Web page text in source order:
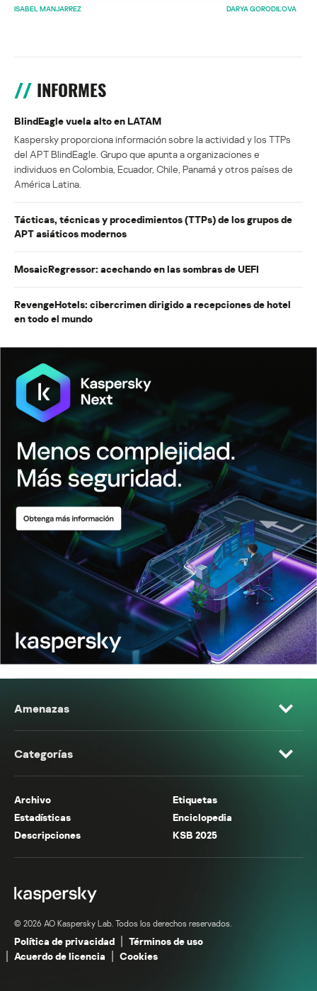
ISABEL MANJARREZ
DARYA GORODILOVA
INFORMES
BlindEagle vuela alto en LATAM
Kaspersky proporciona información sobre la actividad y los TTPs
del APT BlindEagle. Grupo que apunta a organizaciones e
individuos en Colombia, Ecuador, Chile, Panamá y otros países de
América Latina.
Tácticas, técnicas y procedimientos (TTPs) de los grupos de
APT asiáticos modernos
MosaicRegressor: acechando en las sombras de UEFI
RevengeHotels: cibercrimen dirigido a recepciones de hotel
en todo el mundo
Amenazas
Categorías
Archivo
Etiquetas
Estadísticas
Enciclopedia
Descripciones
KSB 2025
© 2026 AO Kaspersky Lab. Todos los derechos reservados.
Política de privacidad
Términos de uso
Acuerdo de licencia
Cookies